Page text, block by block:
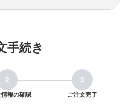
手続き
報の確認 ご注文完了